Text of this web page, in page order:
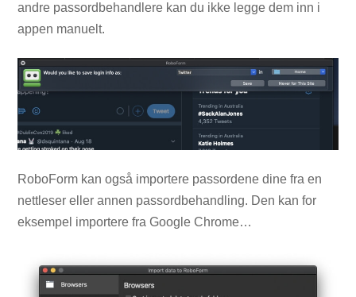
andre passordbehandlere kan du ikke legge dem inn i
appen manuelt.
RoboForm kan også importere passordene dine fra en
nettleser eller annen passordbehandling. Den kan for
eksempel importere fra Google Chrome…